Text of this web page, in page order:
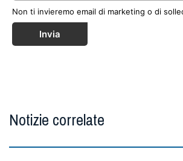
Non ti invieremo email di marketing o di
Invia
Notizie correlate